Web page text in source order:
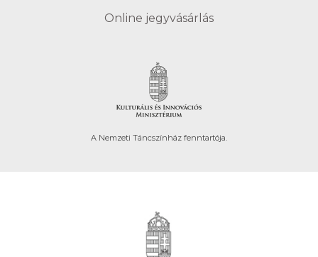
Online jegyvásárlás
A Nemzeti Táncszínház fenntartója.